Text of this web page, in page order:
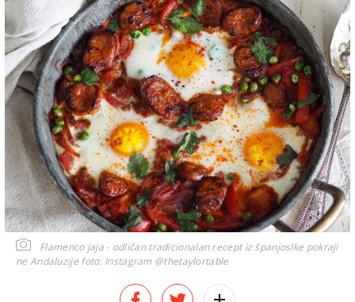
Flamenco jaja - odličan tradicionalan recept iz španjoslke pokraji
ne Andaluzije foto: Instagram @thetaylortable